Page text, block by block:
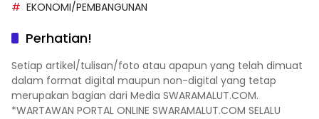
EKONOMI/PEMBANGUNAN
Perhatian!
Setiap artikel/tulisan/foto atau apapun yang telah dimuat
dalam format digital maupun non-digital yang tetap
merupakan bagian dari Media SWARAMALUT.COM.
*WARTAWAN PORTAL ONLINE SWARAMALUT.COM SELALU